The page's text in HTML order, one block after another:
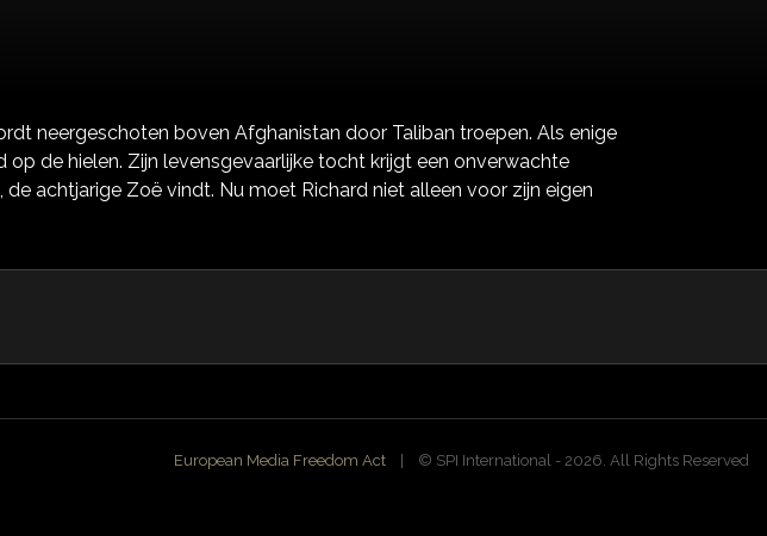
neergeschoten boven Afghanistan door Taliban troepen. Als enige
de hielen. Zijn levensgevaarlijke tocht krijgt een onverwachte
achtjarige Zoë vindt. Nu moet Richard niet alleen voor zijn eigen
European Media Freedom Act | ©️ SPI International - 2026. All Rights Reserved